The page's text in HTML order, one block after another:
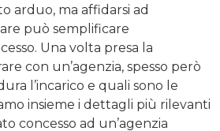
arduo, ma affidarsi ad
può semplificare
Una volta presa la
con un’agenzia, spesso però
l’incarico e quali sono le
insieme i dettagli più rilevanti
concesso ad un’agenzia